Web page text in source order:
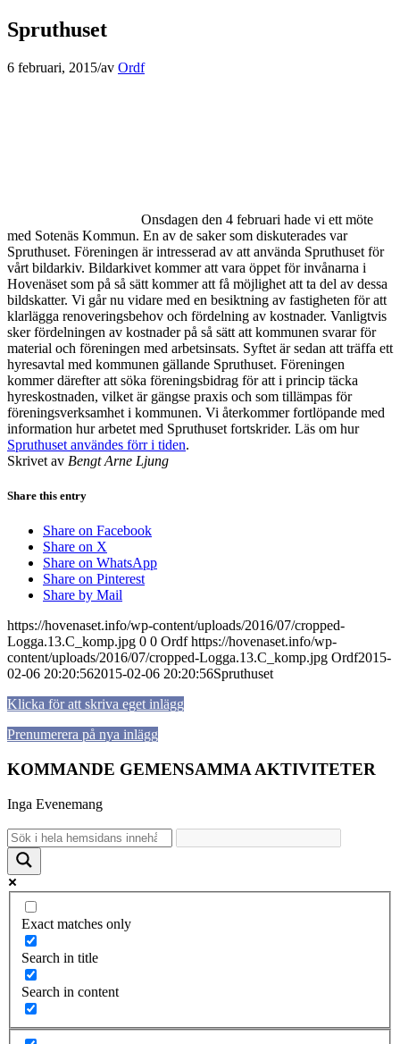
Spruthuset
6 februari, 2015/av Ordf
Onsdagen den 4 februari hade vi ett möte
med Sotenäs Kommun. En av de saker som diskuterades var
Spruthuset. Föreningen är intresserad av att använda Spruthuset för
vårt bildarkiv. Bildarkivet kommer att vara öppet för invånarna i
Hovenäset som på så sätt kommer att få möjlighet att ta del av dessa
bildskatter. Vi går nu vidare med en besiktning av fastigheten för att
klarlägga renoveringsbehov och fördelning av kostnader. Vanligtvis
sker fördelningen av kostnader på så sätt att kommunen svarar för
material och föreningen med arbetsinsats. Syftet är sedan att träffa ett
hyresavtal med kommunen gällande Spruthuset. Föreningen
kommer därefter att söka föreningsbidrag för att i princip täcka
hyreskostnaden, vilket är gängse praxis och som tillämpas för
föreningsverksamhet i kommunen. Vi återkommer fortlöpande med
information hur arbetet med Spruthuset fortskrider. Läs om hur
Spruthuset användes förr i tiden.
Skrivet av Bengt Arne Ljung
Share this entry
Share on Facebook
Share on X
Share on WhatsApp
Share on Pinterest
Share by Mail
https://hovenaset.info/wp-content/uploads/2016/07/cropped-
Logga.13.C_komp.jpg 0 0 Ordf https://hovenaset.info/wp-
content/uploads/2016/07/cropped-Logga.13.C_komp.jpg Ordf2015-
02-06 20:20:562015-02-06 20:20:56Spruthuset
Klicka för att skriva eget inlägg
Prenumerera på nya inlägg
KOMMANDE GEMENSAMMA AKTIVITETER
Inga Evenemang
Exact matches only
Search in title
Search in content